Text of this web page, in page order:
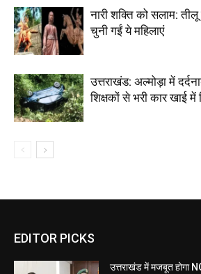
नारी शक्ति को सलाम:
चुनी गईं ये महिलाएं
उत्तराखंड: अल्मोड़ा में
शिक्षकों से भरी कार खाई में
EDITOR PICKS
उत्तराखंड में मजबूत होगा